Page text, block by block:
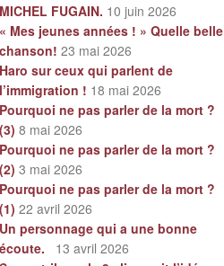
MICHEL FUGAIN. 10 juin 2026
« Mes jeunes années ! » Quelle belle
chanson! 23 mai 2026
Haro sur ceux qui parlent de
l’immigration ! 18 mai 2026
Pourquoi ne pas parler de la mort ?
(3) 8 mai 2026
Pourquoi ne pas parler de la mort ?
(2) 3 mai 2026
Pourquoi ne pas parler de la mort ?
(1) 22 avril 2026
Un personnage qui a une bonne
écoute.
13 avril 2026